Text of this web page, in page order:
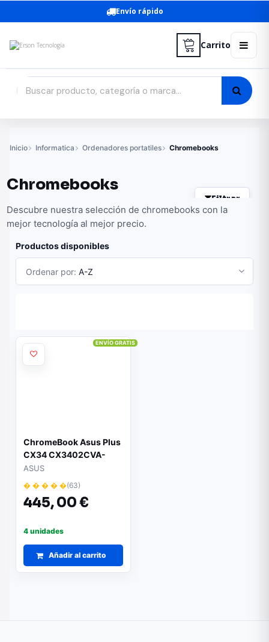
Envío rápido
Carrito
Inicio Informatica Ordenadores portatiles Chromebooks
Chromebooks
Filtrar
Descubre nuestra selección de chromebooks con la
mejor tecnología al mejor precio.
Productos disponibles
Ordenar por: A-Z
ChromeBook Asus Plus
CX34 CX3402CVA-
PQ1339 Intel Core 3-
100U/ 8GB/ 256GB/ 14"/
Chrome OS
ASUS
� � � � �(63)
445,00 €
4 unidades
Añadir al carrito
ENVÍO GRATIS